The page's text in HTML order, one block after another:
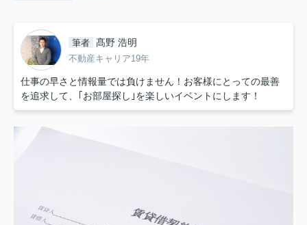
筆者 髙野 浩明
不動産キャリア19年
仕事の早さと情報量では負けません！お客様にとっての最善
を追求して、｢お部屋探し｣を楽しいイベントにします！